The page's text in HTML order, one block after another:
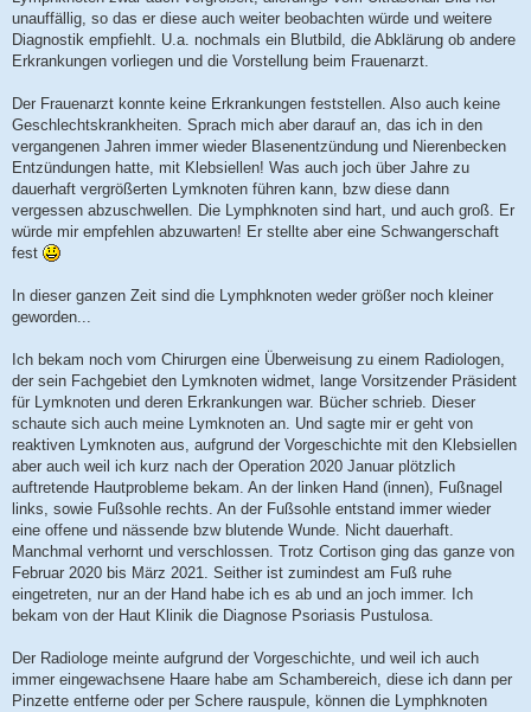
unauffällig, so das er diese auch weiter beobachten würde und weitere
Diagnostik empfiehlt. U.a. nochmals ein Blutbild, die Abklärung ob andere
Erkrankungen vorliegen und die Vorstellung beim Frauenarzt.
Der Frauenarzt konnte keine Erkrankungen feststellen. Also auch keine
Geschlechtskrankheiten. Sprach mich aber darauf an, das ich in den
vergangenen Jahren immer wieder Blasenentzündung und Nierenbecken
Entzündungen hatte, mit Klebsiellen! Was auch joch über Jahre zu
dauerhaft vergrößerten Lymknoten führen kann, bzw diese dann
vergessen abzuschwellen. Die Lymphknoten sind hart, und auch groß. Er
würde mir empfehlen abzuwarten! Er stellte aber eine Schwangerschaft
fest
In dieser ganzen Zeit sind die Lymphknoten weder größer noch kleiner
geworden...
Ich bekam noch vom Chirurgen eine Überweisung zu einem Radiologen,
der sein Fachgebiet den Lymknoten widmet, lange Vorsitzender Präsident
für Lymknoten und deren Erkrankungen war. Bücher schrieb. Dieser
schaute sich auch meine Lymknoten an. Und sagte mir er geht von
reaktiven Lymknoten aus, aufgrund der Vorgeschichte mit den Klebsiellen
aber auch weil ich kurz nach der Operation 2020 Januar plötzlich
auftretende Hautprobleme bekam. An der linken Hand (innen), Fußnagel
links, sowie Fußsohle rechts. An der Fußsohle entstand immer wieder
eine offene und nässende bzw blutende Wunde. Nicht dauerhaft.
Manchmal verhornt und verschlossen. Trotz Cortison ging das ganze von
Februar 2020 bis März 2021. Seither ist zumindest am Fuß ruhe
eingetreten, nur an der Hand habe ich es ab und an joch immer. Ich
bekam von der Haut Klinik die Diagnose Psoriasis Pustulosa.
Der Radiologe meinte aufgrund der Vorgeschichte, und weil ich auch
immer eingewachsene Haare habe am Schambereich, diese ich dann per
Pinzette entferne oder per Schere rauspule, können die Lymphknoten